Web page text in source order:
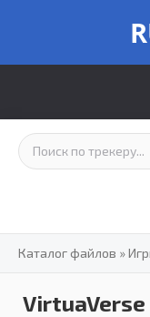
Каталог файлов »
VirtuaVerse